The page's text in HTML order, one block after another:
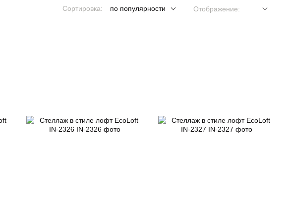
Сортировка: по популярности Отображение: